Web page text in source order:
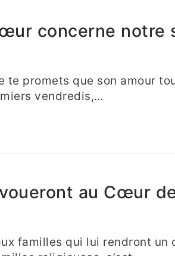
concerne notre
te promets que son amour
vendredis,…
au Cœur
familles qui lui rendront un